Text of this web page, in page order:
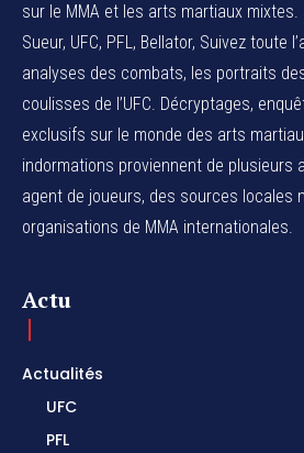
sur le MMA et les arts martiaux mixtes.
Sueur, UFC, PFL, Bellator, Suivez toute
analyses des combats, les portraits
coulisses de l’UFC. Décryptages,
exclusifs sur le monde des arts
indormations proviennent de plusieurs
agent de joueurs, des sources locales
organisations de MMA internationales.
Actu
Actualités
UFC
PFL